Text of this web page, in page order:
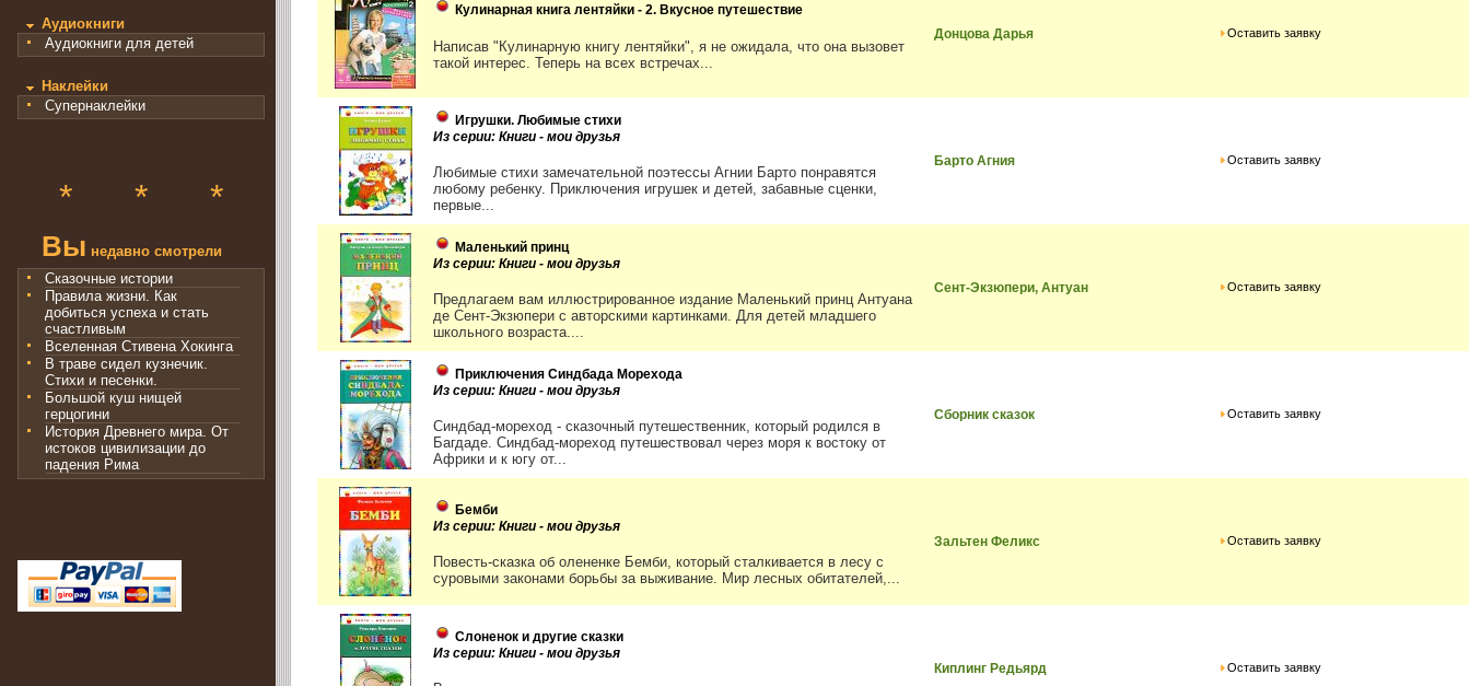
Аудиокниги
Аудиокниги для детей
Наклейки
Супернаклейки
* * *
Вы недавно смотрели
Сказочные истории
Правила жизни. Как
добиться успеха и стать
счастливым
Вселенная Стивена Хокинга
В траве сидел кузнечик.
Стихи и песенки.
Большой куш нищей
герцогини
История Древнего мира. От
истоков цивилизации до
падения Рима
Кулинарная книга лентяйки - 2. Вкусное путешествие
Написав "Кулинарную книгу лентяйки", я не ожидала, что она вызовет
такой интерес. Теперь на всех встречах...
Донцова Дарья Оставить заявку
Игрушки. Любимые стихи
Из серии: Книги - мои друзья
Любимые стихи замечательной поэтессы Агнии Барто понравятся
любому ребенку. Приключения игрушек и детей, забавные сценки,
первые...
Барто Агния Оставить заявку
Маленький принц
Из серии: Книги - мои друзья
Предлагаем вам иллюстрированное издание Маленький принц Антуана
де Сент-Экзюпери с авторскими картинками. Для детей младшего
школьного возраста....
Сент-Экзюпери, Антуан Оставить заявку
Приключения Синдбада Морехода
Из серии: Книги - мои друзья
Синдбад-мореход - сказочный путешественник, который родился в
Багдаде. Синдбад-мореход путешествовал через моря к востоку от
Африки и к югу от...
Сборник сказок Оставить заявку
Бемби
Из серии: Книги - мои друзья
Повесть-сказка об олененке Бемби, который сталкивается в лесу с
суровыми законами борьбы за выживание. Мир лесных обитателей,...
Зальтен Феликс Оставить заявку
Слоненок и другие сказки
Из серии: Книги - мои друзья
Киплинг Редьярд Оставить заявку